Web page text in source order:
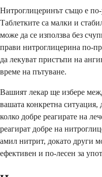
Нитроглицеринът също е по-
Таблетките са малки и
може да се използва без
прави нитроглицерина по-
да лекуват пристъпи на
време на пътуване.
Вашият лекар ще избере
вашата конкретна ситуация,
колко добре реагирате на
реагират добре на
амил нитрит, докато други
ефективен и по-лесен за